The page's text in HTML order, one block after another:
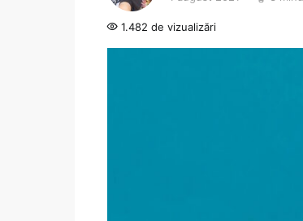
1.482 de vizualizări